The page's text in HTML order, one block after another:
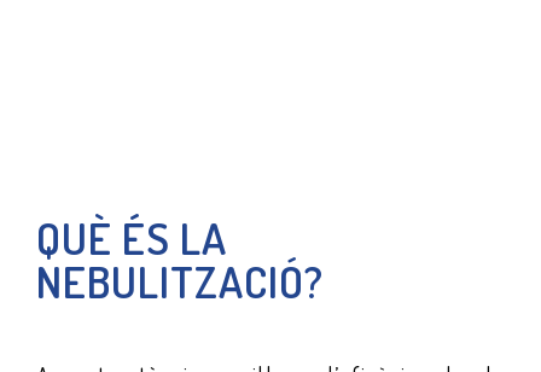
QUÈ ÉS LA
NEBULITZACIÓ?